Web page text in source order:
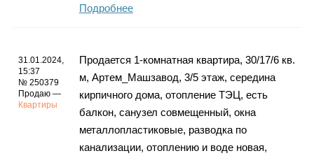
Подробнее
31.01.2024,
15:37
№ 250379
Продаю —
Квартиры
Продается 1-комнатная квартира, 30/17/6 кв.
м, Артем_Машзавод, 3/5 этаж, середина
кирпичного дома, отопление ТЭЦ, есть
балкон, санузел совмещенный, окна
металлопластиковые, разводка по
канализации, отоплению и воде новая,